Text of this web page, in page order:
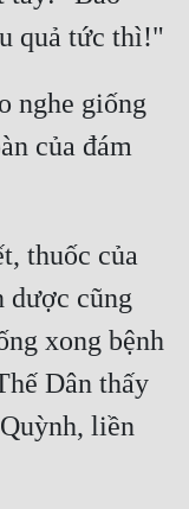
nghe giống
của đám
thuốc của
dược cũng
xong bệnh
Dân thấy
liền